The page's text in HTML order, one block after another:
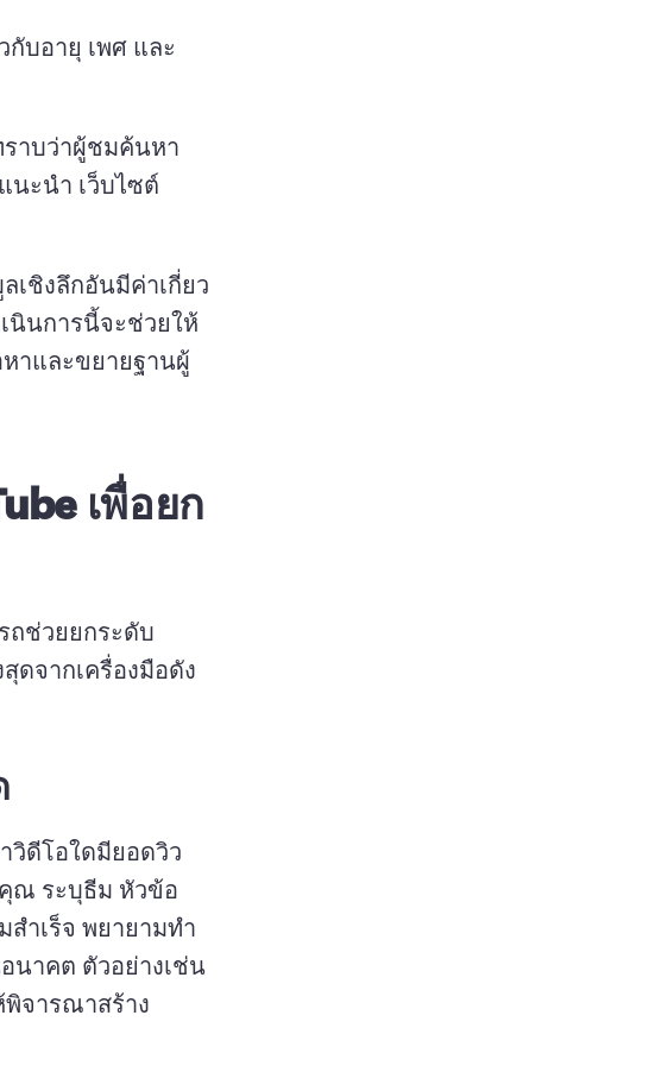
บอายุ เพศ และ
าบว่าผู้ชมค้นหา
ะนำ เว็บไซต์
เชิงลึกอันมีค่าเกี่ยว
นินการนี้จะช่วยให้
าและขยายฐานผู้
เพื่อยก
ถช่วยยกระดับ
ดจากเครื่องมือดัง
วิดีโอใดมียอดวิว
ณ ระบุธีม หัวข้อ
ำเร็จ พยายามทำ
นาคต ตัวอย่างเช่น
จารณาสร้าง